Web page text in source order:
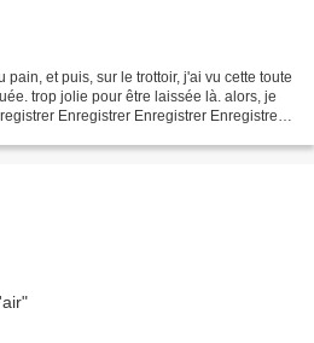
et puis, sur le trottoir, j'ai vu cette toute
trop jolie pour être laissée là. alors, je
Enregistrer Enregistrer Enregistrer